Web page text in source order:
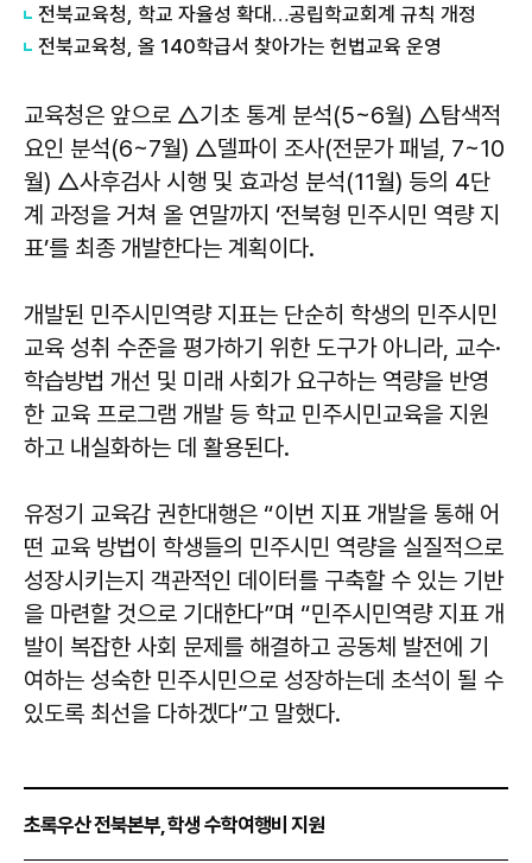
전북교육청, 학교 자율성 확대…공립학교회계 규칙 개정
전북교육청, 올 140학급서 찾아가는 헌법교육 운영
교육청은 앞으로 △기초 통계 분석(5~6월) △탐색적
요인 분석(6~7월) △델파이 조사(전문가 패널, 7~10
월) △사후검사 시행 및 효과성 분석(11월) 등의 4단
계 과정을 거쳐 올 연말까지 ‘전북형 민주시민 역량 지
표’를 최종 개발한다는 계획이다.
개발된 민주시민역량 지표는 단순히 학생의 민주시민
교육 성취 수준을 평가하기 위한 도구가 아니라, 교수·
학습방법 개선 및 미래 사회가 요구하는 역량을 반영
한 교육 프로그램 개발 등 학교 민주시민교육을 지원
하고 내실화하는 데 활용된다.
유정기 교육감 권한대행은 “이번 지표 개발을 통해 어
떤 교육 방법이 학생들의 민주시민 역량을 실질적으로
성장시키는지 객관적인 데이터를 구축할 수 있는 기반
을 마련할 것으로 기대한다”며 “민주시민역량 지표 개
발이 복잡한 사회 문제를 해결하고 공동체 발전에 기
여하는 성숙한 민주시민으로 성장하는데 초석이 될 수
있도록 최선을 다하겠다”고 말했다.
초록우산 전북본부, 학생 수학여행비 지원